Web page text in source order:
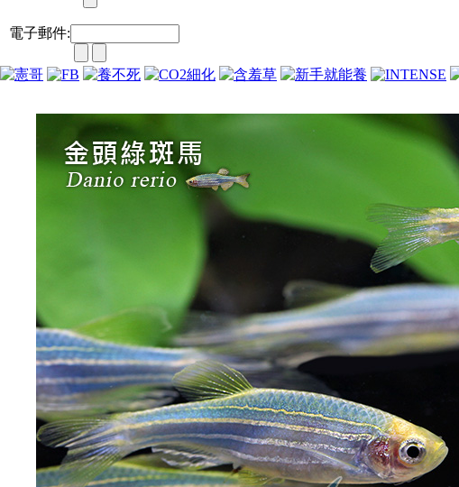
電子郵件: